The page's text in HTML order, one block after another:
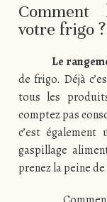
votre frigo ?
Le
de frigo. Déjà
tous les
comptez pas
c’est
gaspillage
prenez la peine